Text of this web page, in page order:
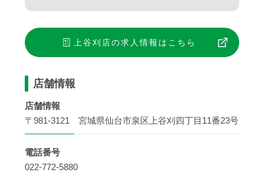
上谷刈店の求人情報はこちら
店舗情報
店舗情報
〒981-3121 宮城県仙台市泉区上谷刈四丁目11番23号
電話番号
022-772-5880